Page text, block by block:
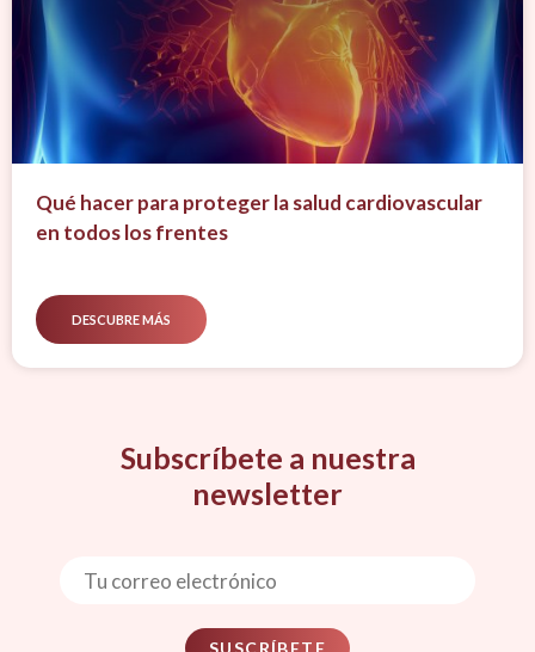
Qué hacer para proteger la salud cardiovascular
en todos los frentes
DESCUBRE MÁS
Subscríbete a nuestra
newsletter